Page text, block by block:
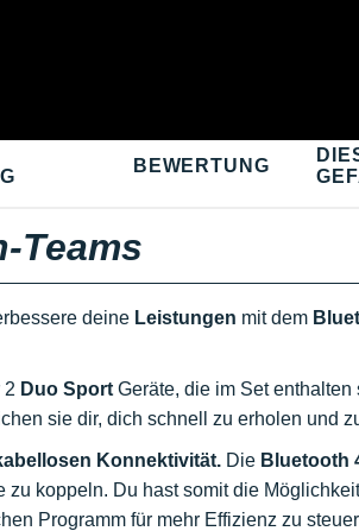
BEWERTUNG
Teams
deine Leistungen mit dem
2 Duo Sport Geräte, die im Set
sie dir, dich schnell zu erholen und
Konnektivität. Die Bluetooth
zu koppeln. Du hast somit die
Programm für mehr Effizienz zu